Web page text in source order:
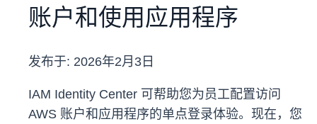
账户和使用应用程序
发布于: 2026年2月3日
IAM Identity Center 可帮助您为员工配置访问
AWS 账户和应用程序的单点登录体验。现在，您